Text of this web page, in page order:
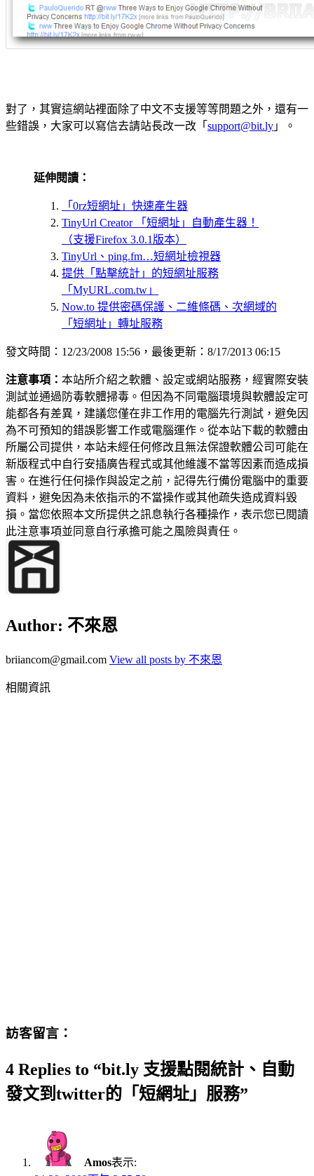
對了，其實這網站裡面除了中文不支援等等問題之外，還有一
些錯誤，大家可以寫信去請站長改一改「 support@bit.ly 」。
延伸閱讀：
「0rz短網址」快速產生器
TinyUrl Creator 「短網址」自動產生器！
（支援Firefox 3.0.1版本）
TinyUrl、ping.fm…短網址檢視器
提供「點擊統計」的短網址服務
「MyURL.com.tw」
Now.to 提供密碼保護、二維條碼、次網域的
「短網址」轉址服務
發文時間：12/23/2008 15:56，最後更新：8/17/2013 06:15
注意事項： 本站所介紹之軟體、設定或網站服務，經實際安裝
測試並通過防毒軟體掃毒。但因為不同電腦環境與軟體設定可
能都各有差異，建議您僅在非工作用的電腦先行測試，避免因
為不可預知的錯誤影響工作或電腦運作。從本站下載的軟體由
所屬公司提供，本站未經任何修改且無法保證軟體公司可能在
新版程式中自行安插廣告程式或其他維護不當等因素而造成損
害。在進行任何操作與設定之前，記得先行備份電腦中的重要
資料，避免因為未依指示的不當操作或其他疏失造成資料毀
損。當您依照本文所提供之訊息執行各種操作，表示您已閱讀
此注意事項並同意自行承擔可能之風險與責任。
Author: 不來恩
briiancom@gmail.com View all posts by 不來恩
相關資訊
訪客留言：
4 Replies to “bit.ly 支援點閱統計、自動
發文到twitter的「短網址」服務”
Amos表示: